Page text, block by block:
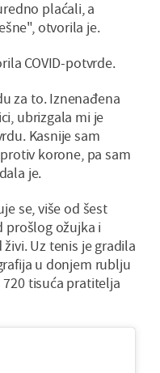
plaćali, a
otvorila je.
COVID-potvrde.
za to. Iznenađena
ubrizgala mi je
Kasnije sam
korone, pa sam
je.
se, više od šest
prošlog ožujka i
Uz tenis je gradila
u donjem rublju
tisuća pratitelja